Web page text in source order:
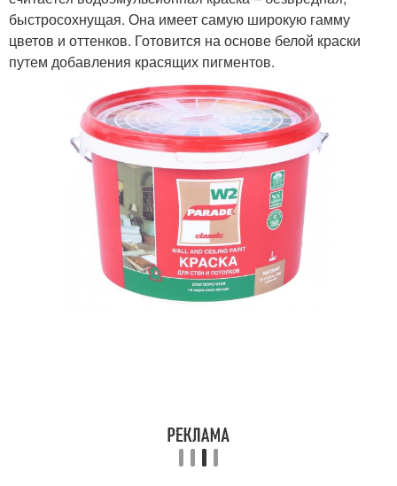
быстросохнущая. Она имеет самую широкую гамму
цветов и оттенков. Готовится на основе белой краски
путем добавления красящих пигментов.